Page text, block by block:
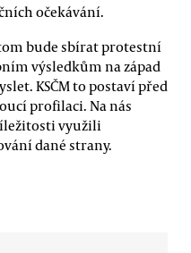
očekávání.
bude sbírat protestní
výsledkům na západ
KSČM to postaví před
profilaci. Na nás
využili
dané strany.